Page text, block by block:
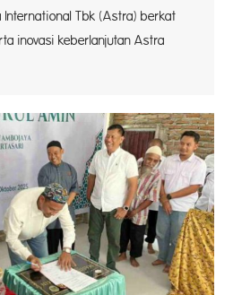
International Tbk (Astra) berkat
inovasi keberlanjutan Astra